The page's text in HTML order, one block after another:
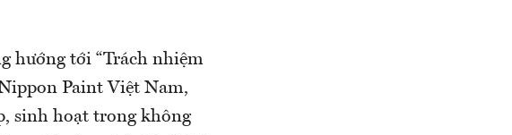
hướng tới “Trách nhiệm
Paint Việt Nam,
sinh hoạt trong không